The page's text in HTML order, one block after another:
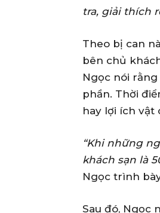
tra, giải thích
Theo bị can
bên chủ
Ngọc nói
phần. Thời
hay lợi ích vật
“Khi những
khách sạn là
Ngọc trình
Sau đó, Ngọc